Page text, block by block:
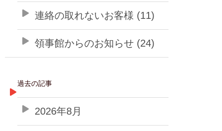
連絡の取れないお客様 (11)
領事館からのお知らせ (24)
過去の記事
2026年8月